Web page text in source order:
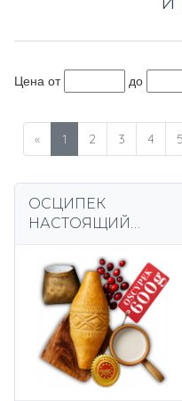
Цена от до
« 1 2 3 4 5
ОСЦИПЕК
НАСТОЯЩИЙ
КОПЧЕНЫЙ, СЫР
ЦЕЛЬНЫЙ
СЕРТИФИКАТ
СЕЗОНА 2026 ГОДА
600Г